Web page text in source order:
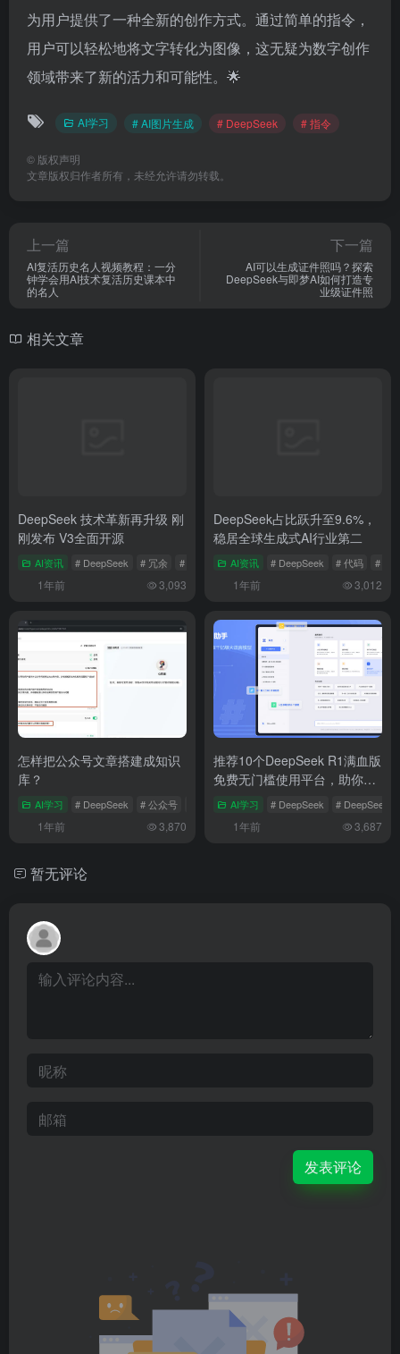
为用户提供了一种全新的创作方式。通过简单的指令，
用户可以轻松地将文字转化为图像，这无疑为数字创作
领域带来了新的活力和可能性。🌟
AI学习 # AI图片生成 # DeepSeek # 指令
© 版权声明
文章版权归作者所有，未经允许请勿转载。
上一篇
AI复活历史名人视频教程：一分
钟学会用AI技术复活历史课本中
的名人
下一篇
AI可以生成证件照吗？探索
DeepSeek与即梦AI如何打造专
业级证件照
相关文章
DeepSeek 技术革新再升级 刚
刚发布 V3全面开源
AI资讯 # DeepSeek # 冗余 # 大模型
1年前 3,093
DeepSeek占比跃升至9.6%，
稳居全球生成式AI行业第二
AI资讯 # DeepSeek # 代码 # 全
1年前 3,012
怎样把公众号文章搭建成知识
库？
AI学习 # DeepSeek # 公众号 # 知识库助手
1年前 3,870
推荐10个DeepSeek R1满血版
免费无门槛使用平台，助你轻
松上手AI技术（建议收藏）
AI学习 # DeepSeek # DeepSeek-
1年前 3,687
暂无评论
发表评论